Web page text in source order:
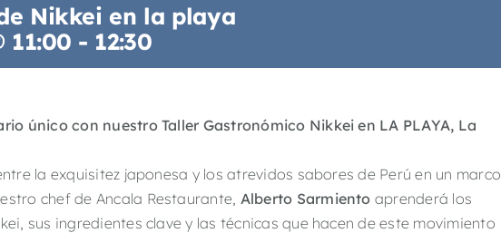
Nikkei en la playa
11:00 - 12:30
único con nuestro Taller Gastronómico Nikkei en LA PLAYA, La
la exquisitez japonesa y los atrevidos sabores de Perú en un marco
chef de Ancala Restaurante, Alberto Sarmiento aprenderá los
sus ingredientes clave y las técnicas que hacen de este movimiento